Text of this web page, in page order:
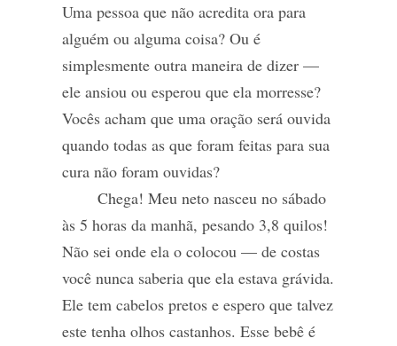
Uma pessoa que não acredita ora para
alguém ou alguma coisa? Ou é
simplesmente outra maneira de dizer —
ele ansiou ou esperou que ela morresse?
Vocês acham que uma oração será ouvida
quando todas as que foram feitas para sua
cura não foram ouvidas?
Chega! Meu neto nasceu no sábado
às 5 horas da manhã, pesando 3,8 quilos!
Não sei onde ela o colocou — de costas
você nunca saberia que ela estava grávida.
Ele tem cabelos pretos e espero que talvez
este tenha olhos castanhos. Esse bebê é